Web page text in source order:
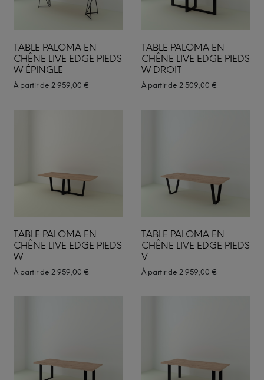
TABLE PALOMA EN
CHÊNE LIVE EDGE PIEDS
W ÉPINGLE
À partir de 2 959,00 €
TABLE PALOMA EN
CHÊNE LIVE EDGE PIEDS
W DROIT
À partir de 2 509,00 €
TABLE PALOMA EN
CHÊNE LIVE EDGE PIEDS
W
À partir de 2 959,00 €
TABLE PALOMA EN
CHÊNE LIVE EDGE PIEDS
V
À partir de 2 959,00 €